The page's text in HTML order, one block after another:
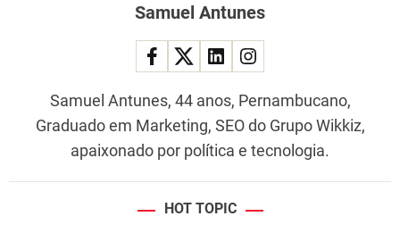
Samuel Antunes
Samuel Antunes, 44 anos, Pernambucano,
Graduado em Marketing, SEO do Grupo Wikkiz,
apaixonado por política e tecnologia.
HOT TOPIC